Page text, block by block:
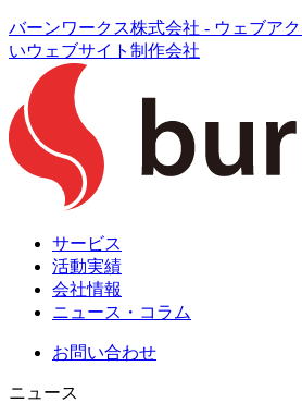
バーンワークス株式会社 - ウェブア
いウェブサイト制作会社
サービス
活動実績
会社情報
ニュース・コラム
お問い合わせ
ニュース